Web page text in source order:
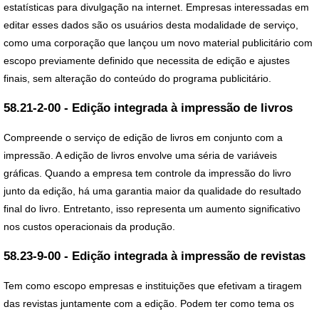
estatísticas para divulgação na internet. Empresas interessadas em
editar esses dados são os usuários desta modalidade de serviço,
como uma corporação que lançou um novo material publicitário com
escopo previamente definido que necessita de edição e ajustes
finais, sem alteração do conteúdo do programa publicitário.
58.21-2-00 - Edição integrada à impressão de livros
Compreende o serviço de edição de livros em conjunto com a
impressão. A edição de livros envolve uma séria de variáveis
gráficas. Quando a empresa tem controle da impressão do livro
junto da edição, há uma garantia maior da qualidade do resultado
final do livro. Entretanto, isso representa um aumento significativo
nos custos operacionais da produção.
58.23-9-00 - Edição integrada à impressão de revistas
Tem como escopo empresas e instituições que efetivam a tiragem
das revistas juntamente com a edição. Podem ter como tema os